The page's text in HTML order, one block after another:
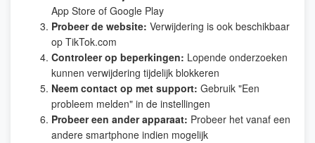
App Store of Google Play
Probeer de website: Verwijdering is ook beschikbaar
op TikTok.com
Controleer op beperkingen: Lopende onderzoeken
kunnen verwijdering tijdelijk blokkeren
Neem contact op met support: Gebruik "Een
probleem melden" in de instellingen
Probeer een ander apparaat: Probeer het vanaf een
andere smartphone indien mogelijk